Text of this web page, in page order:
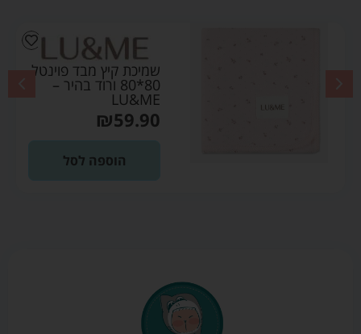
שמיכת קיץ מבד פוינטל
80*80 ורוד בהיר –
LU&ME
₪59.90
הוספה לסל